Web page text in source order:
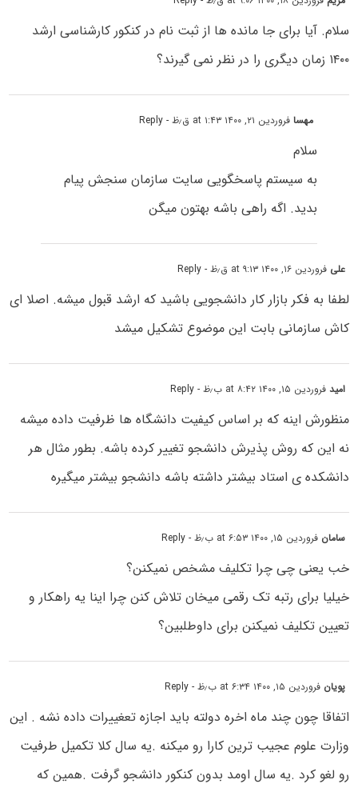
سلام. آیا برای جا مانده ها از ثبت نام در کنکور کارشناسی ارشد
۱۴۰۰ زمان دیگری را در نظر نمی گیرند؟
مهسافروردین ۲۱, ۱۴۰۰ at ۱:۴۳ ق٫ظ - Reply
سلام
به سیستم پاسخگویی سایت سازمان سنجش پیام
بدید. اگه راهی باشه بهتون میگن
علی فروردین ۱۶, ۱۴۰۰ at ۹:۱۳ ق٫ظ - Reply
لطفا به فکر بازار کار دانشجویی باشید که ارشد قبول میشه. اصلا ای
کاش سازمانی بابت این موضوع تشکیل میشد
امیدفروردین ۱۵, ۱۴۰۰ at ۸:۴۲ ب٫ظ - Reply
منظورش اینه که بر اساس کیفیت دانشگاه ها ظرفیت داده میشه
نه این که روش پذیرش دانشجو تغییر کرده باشه. بطور مثال هر
دانشکده ی استاد بیشتر داشته باشه دانشجو بیشتر میگیره
سامان فروردین ۱۵, ۱۴۰۰ at ۶:۵۳ ب٫ظ - Reply
خب یعنی چی چرا تکلیف مشخص نمیکنن؟
خیلیا برای رتبه تک رقمی میخان تلاش کنن چرا اینا یه راهکار و
تعیین تکلیف نمیکنن برای داوطلبین؟
پویان فروردین ۱۵, ۱۴۰۰ at ۶:۳۴ ب٫ظ - Reply
اتفاقا چون چند ماه اخره دولته باید اجازه تعغییرات داده نشه . این
وزارت علوم عجیب ترین کارا رو میکنه .یه سال کلا تکمیل طرفیت
رو لغو کرد .یه سال اومد بدون کنکور دانشجو گرفت .همین که